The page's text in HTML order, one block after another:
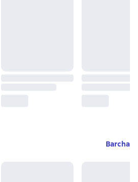
Barcha